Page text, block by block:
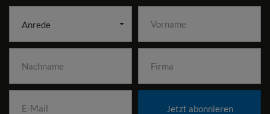
Anrede
Jetzt abonnieren